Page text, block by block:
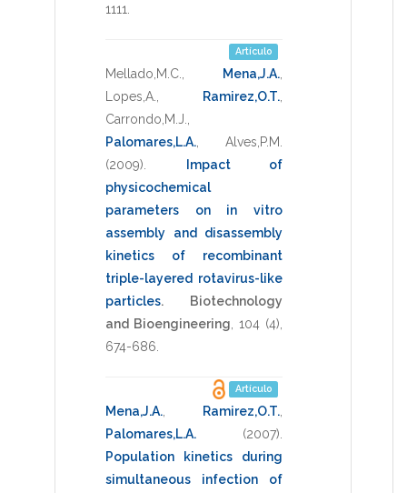
1111
Artículo
Mellado,M.C. Mena,J.A.
Lopes,A.
Ramirez,O.T.
Carrondo,M.J.
Palomares,L.A.
Alves,P.M.
(2009)
Impact of
physicochemical
parameters on in vitro
assembly and disassembly
kinetics of recombinant
triple-layered rotavirus-like
particles.
Biotechnology
and Bioengineering
104 (4),
674-686
Artículo
Mena,J.A. Ramirez,O.T.
Palomares,L.A.
(2007)
Population kinetics during
simultaneous infection of